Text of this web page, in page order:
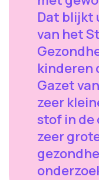
Dat blijkt
van het
kinderen
Gazet
zeer
stof in de
zeer